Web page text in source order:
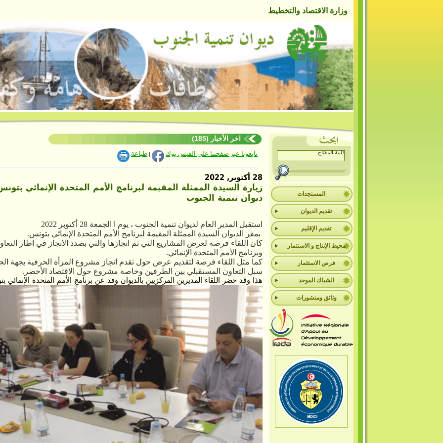
وزارة الاقتصاد والتخطيط
المستجدات
تقديم الديوان
تقديم الإقليم
محيط الإنتاج و الاستثمار
فرص الاستثمار
الشباك الموحد
وثائق ومنشورات
اخر الأخبار (185)
تابعونا عبر صفحتنا على الفيس بوك | طباعة
28 أكتوبر, 2022
زيارة السيدة الممثلة المقيمة لبرنامج الأمم المتحدة الإنمائي
ديوان تنمية الجنوب
استقبل المدير العام لديوان تنمية الجنوب ، يوم ا الجمعة 28 أكتوبر 2022
بمقر الديوان السيدة الممثلة المقيمة لبرنامج الأمم المتحدة الإنمائي بتونس.
كان اللقاء فرصة لعرض المشاريع التي تم انجازها والتي بصدد الانجاز في اطار
وبرنامج الأمم المتحدة الإنمائي.
كما مثل اللقاء فرصة لتقديم عرض حول تقدم انجاز مشروع المرأة الحرفية بجهة
سبل التعاون المستقبلي بين الطرفين وخاصة مشروع حول الاقتصاد الأخضر.
هذا وقد حضر اللقاء المديرين المركزيين بالديوان وفد عن برنامج الأمم المتحدة الإنمائي